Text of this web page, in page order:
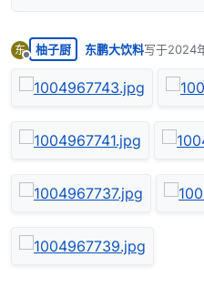
东
离线
柚子厨 东鹏大饮料写于2024
最后由 编